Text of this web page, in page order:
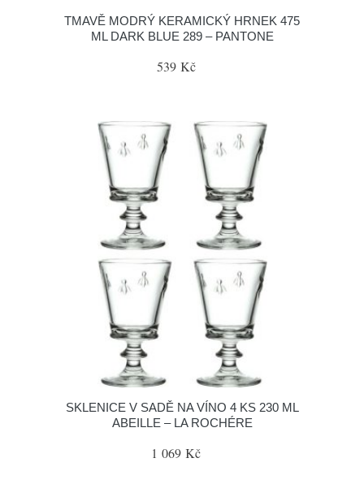
TMAVĚ MODRÝ KERAMICKÝ HRNEK 475
ML DARK BLUE 289 – PANTONE
539 Kč
SKLENICE V SADĚ NA VÍNO 4 KS 230 ML
ABEILLE – LA ROCHÉRE
1 069 Kč